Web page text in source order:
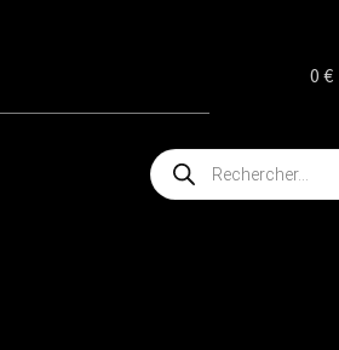
0€
Recherche
de
produits